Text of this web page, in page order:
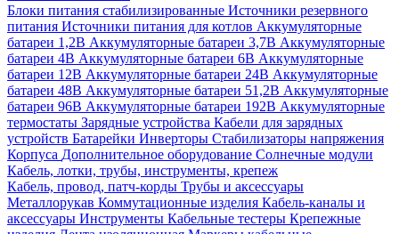
Блоки питания стабилизированные Источники резервного
питания Источники питания для котлов Аккумуляторные
батареи 1,2В Аккумуляторные батареи 3,7В Аккумуляторные
батареи 4В Аккумуляторные батареи 6В Аккумуляторные
батареи 12В Аккумуляторные батареи 24В Аккумуляторные
батареи 48В Аккумуляторные батареи 51,2В Аккумуляторные
батареи 96В Аккумуляторные батареи 192В Аккумуляторные
термостаты Зарядные устройства Кабели для зарядных
устройств Батарейки Инверторы Стабилизаторы напряжения
Корпуса Дополнительное оборудование Солнечные модули
Кабель, лотки, трубы, инструменты, крепеж
Кабель, провод, патч-корды Трубы и аксессуары
Металлорукав Коммутационные изделия Кабель-каналы и
аксессуары Инструменты Кабельные тестеры Крепежные